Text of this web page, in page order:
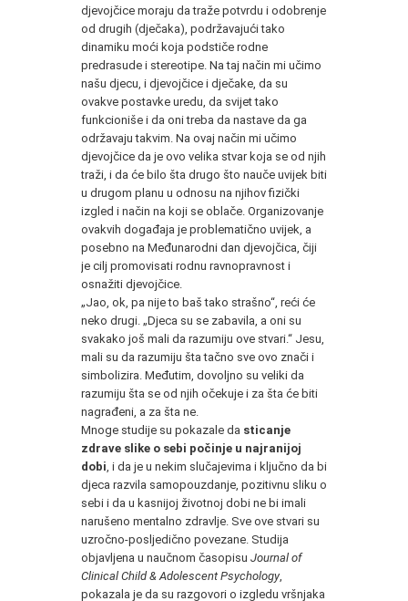
djevojčice moraju da traže potvrdu i odobrenje
od drugih (dječaka), podržavajući tako
dinamiku moći koja podstiče rodne
predrasude i stereotipe. Na taj način mi učimo
našu djecu, i djevojčice i dječake, da su
ovakve postavke uredu, da svijet tako
funkcioniše i da oni treba da nastave da ga
održavaju takvim. Na ovaj način mi učimo
djevojčice da je ovo velika stvar koja se od njih
traži, i da će bilo šta drugo što nauče uvijek biti
u drugom planu u odnosu na njihov fizički
izgled i način na koji se oblače. Organizovanje
ovakvih događaja je problematično uvijek, a
posebno na Međunarodni dan djevojčica, čiji
je cilj promovisati rodnu ravnopravnost i
osnažiti djevojčice.
„Jao, ok, pa nije to baš tako strašno“, reći će
neko drugi. „Djeca su se zabavila, a oni su
svakako još mali da razumiju ove stvari.“ Jesu,
mali su da razumiju šta tačno sve ovo znači i
simbolizira. Međutim, dovoljno su veliki da
razumiju šta se od njih očekuje i za šta će biti
nagrađeni, a za šta ne.
Mnoge studije su pokazale da sticanje
zdrave slike o sebi počinje u najranijoj
dobi , i da je u nekim slučajevima i ključno da bi
djeca razvila samopouzdanje, pozitivnu sliku o
sebi i da u kasnijoj životnoj dobi ne bi imali
narušeno mentalno zdravlje. Sve ove stvari su
uzročno-posljedično povezane. Studija
objavljena u naučnom časopisu Journal of
Clinical Child & Adolescent Psychology,
pokazala je da su razgovori o izgledu vršnjaka